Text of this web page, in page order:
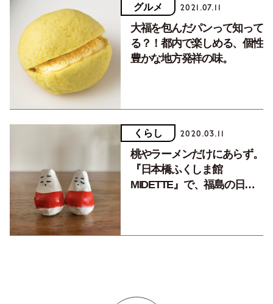
グルメ 2021.07.11
大福を包んだパンって知って
る？！都内で楽しめる、個性
豊かな地方発祥の味。
くらし 2020.03.11
桃やラーメンだけにあらず。
『日本橋ふくしま館
MIDETTE』で、福島の日本